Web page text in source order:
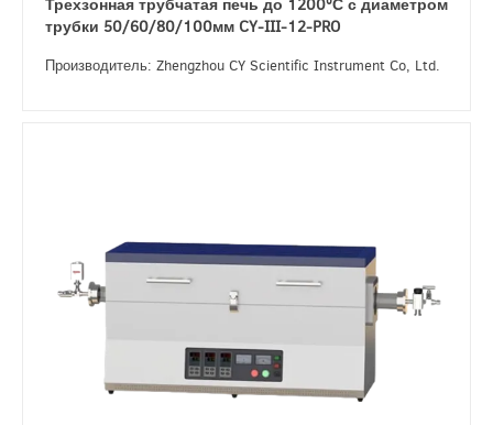
Трехзонная трубчатая печь до 1200ºС с диаметром
трубки 50/60/80/100мм CY-III-12-PRO
Производитель: Zhengzhou CY Scientific Instrument Co, Ltd.